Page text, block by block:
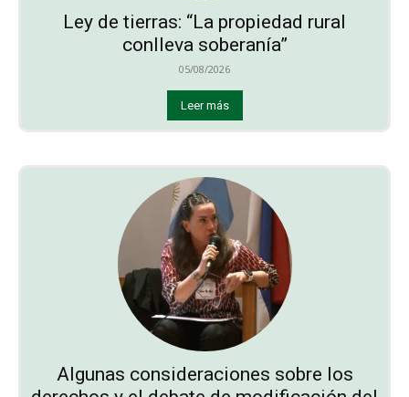
Ley de tierras: “La propiedad rural
conlleva soberanía”
05/08/2026
Leer más
Algunas consideraciones sobre los